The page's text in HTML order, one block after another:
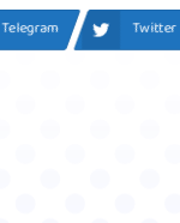
Telegram Twitter